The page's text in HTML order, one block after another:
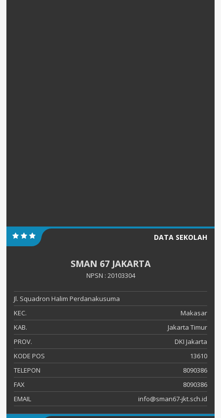
DATA SEKOLAH
SMAN 67 JAKARTA
NPSN : 20103304
Jl. Squadron Halim Perdanakusuma
KEC.
Makasar
KAB.
Jakarta Timur
PROV.
DKI Jakarta
KODE POS
13610
TELEPON
8090386
FAX
8090386
EMAIL
info@sman67-jkt.sch.id